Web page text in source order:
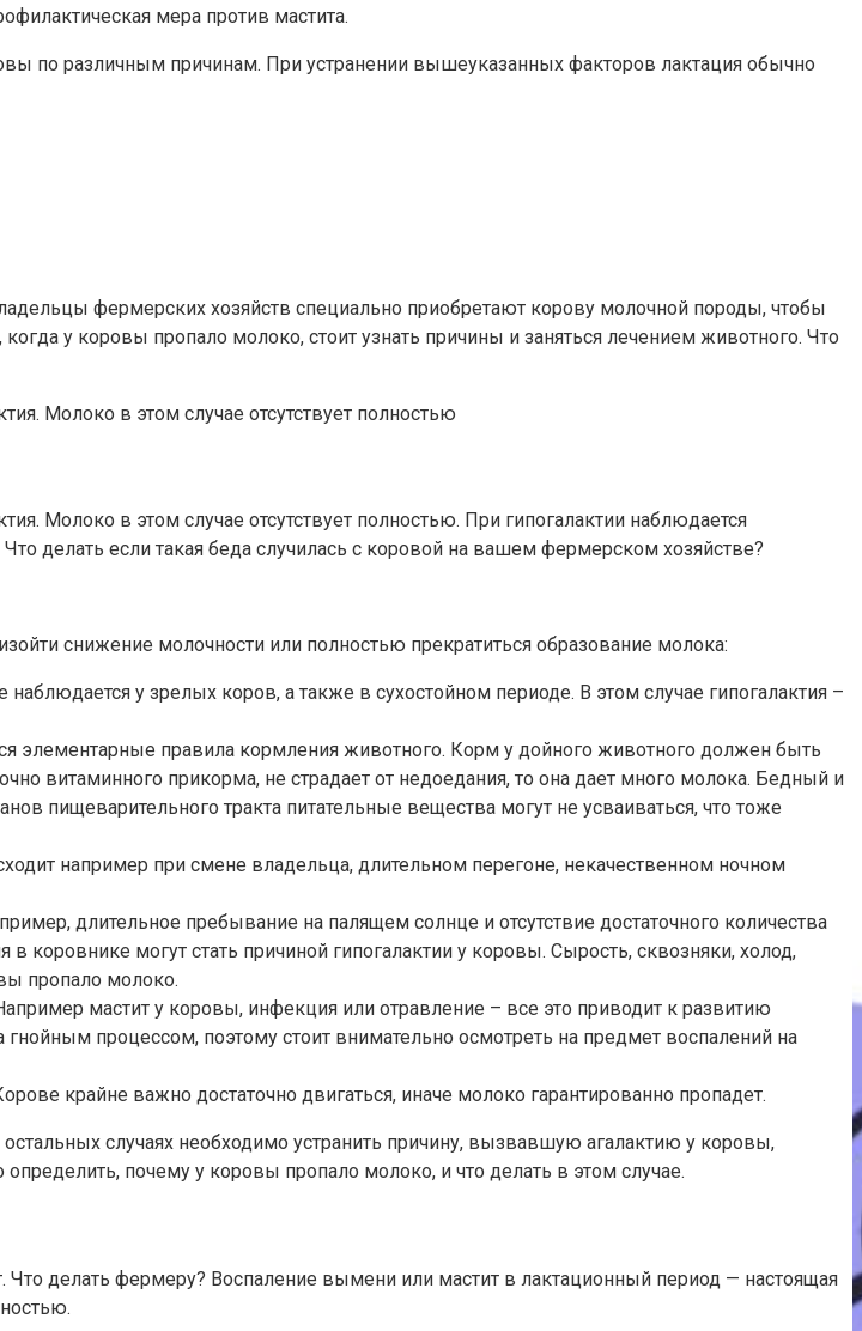
мера против мастита.
по различным причинам. При устранении вышеуказанных факторов лактация обычно
фермерских хозяйств специально приобретают корову молочной породы, чтобы
у коровы пропало молоко, стоит узнать причины и заняться лечением животного. Что
Молоко в этом случае отсутствует полностью
Молоко в этом случае отсутствует полностью. При гипогалактии наблюдается
делать если такая беда случилась с коровой на вашем фермерском хозяйстве?
снижение молочности или полностью прекратиться образование молока:
у зрелых коров, а также в сухостойном периоде. В этом случае гипогалактия –
элементарные правила кормления животного. Корм у дойного животного должен быть
витаминного прикорма, не страдает от недоедания, то она дает много молока. Бедный и
пищеварительного тракта питательные вещества могут не усваиваться, что тоже
например при смене владельца, длительном перегоне, некачественном ночном
длительное пребывание на палящем солнце и отсутствие достаточного количества
могут стать причиной гипогалактии у коровы. Сырость, сквозняки, холод,
пропало молоко.
мастит у коровы, инфекция или отравление – все это приводит к развитию
процессом, поэтому стоит внимательно осмотреть на предмет воспалений на
крайне важно достаточно двигаться, иначе молоко гарантированно пропадет.
случаях необходимо устранить причину, вызвавшую агалактию у коровы,
почему у коровы пропало молоко, и что делать в этом случае.
делать фермеру? Воспаление вымени или мастит в лактационный период — настоящая